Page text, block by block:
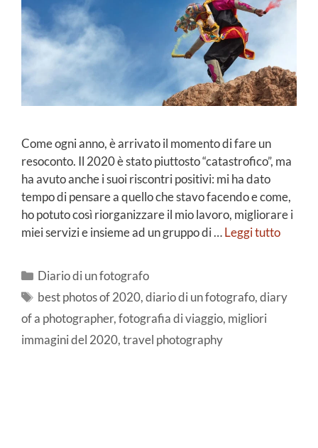
Come ogni anno, è arrivato il momento di fare un
resoconto. Il 2020 è stato piuttosto “catastrofico”, ma
ha avuto anche i suoi riscontri positivi: mi ha dato
tempo di pensare a quello che stavo facendo e come,
ho potuto così riorganizzare il mio lavoro, migliorare i
miei servizi e insieme ad un gruppo di …Leggi tutto
Diario di un fotografo
best photos of 2020,diario di un fotografo,diary
of a photographer,fotografia di viaggio, migliori
immagini del 2020,travel photography